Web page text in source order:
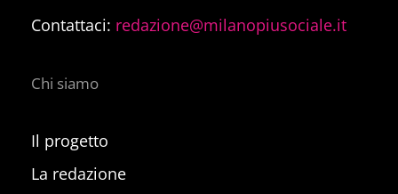
Contattaci: redazione@milanopiusociale.it
Chi siamo
Il progetto
La redazione